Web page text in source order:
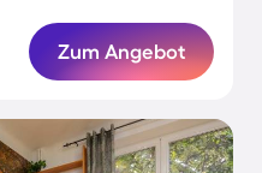
Zum Angebot